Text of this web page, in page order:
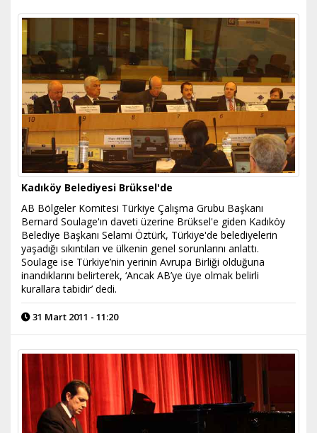
Kadıköy Belediyesi Brüksel'de
AB Bölgeler Komitesi Türkiye Çalışma Grubu Başkanı
Bernard Soulage'ın daveti üzerine Brüksel'e giden Kadıköy
Belediye Başkanı Selami Öztürk, Türkiye'de belediyelerin
yaşadığı sıkıntıları ve ülkenin genel sorunlarını anlattı.
Soulage ise Türkiye’nin yerinin Avrupa Birliği olduğuna
inandıklarını belirterek, ‘Ancak AB’ye üye olmak belirli
kurallara tabidir’ dedi.
31 Mart 2011 - 11:20